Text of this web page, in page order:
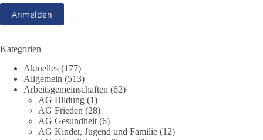
Folgen für Kinder, Familien, Unternehmen und das Vertrauen
in unseren Rechtsstaat?
🟩🟩🟦🟦🟥🟥🟧🟧
Eine demokratische Gesellschaft lebt nicht davon, unbequeme
Fragen zu vermeiden. Sie lebt davon, Fragen offen zu stellen
und transparent zu beantworten.
dieBasis fordert deshalb weiterhin eine unabhängige,
vollständige und transparente Aufarbeitung der Corona-Politik.
Kategorien
Aktuelles (177)
Allgemein (513)
Arbeitsgemeinschaften (62)
AG Bildung (1)
AG Frieden (28)
AG Gesundheit (6)
AG Kinder, Jugend und Familie (12)